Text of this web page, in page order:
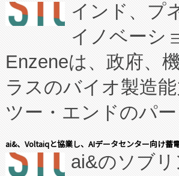
インド、プ
イノベーシ
Enzeneは、政府、
ラスのバイオ製造
ツー・エンドのパ
表しました。 同社
manufacturing™
ai&、Voltaiqと協業し、AIデータセンター向け蓄
ai&のソブ